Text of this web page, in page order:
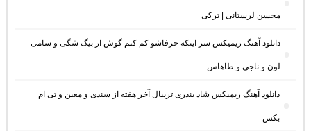
محسن لرستانی | ترکی
دانلود آهنگ ریمیکس سر اینکه حرفاشو کم کنم گوش از بیگ شگی و سامی
لون و ناجی و طاهاس
دانلود آهنگ ریمیکس شاد بندری تریبال آخر هفته از سندی و معین و تی ام
بکس